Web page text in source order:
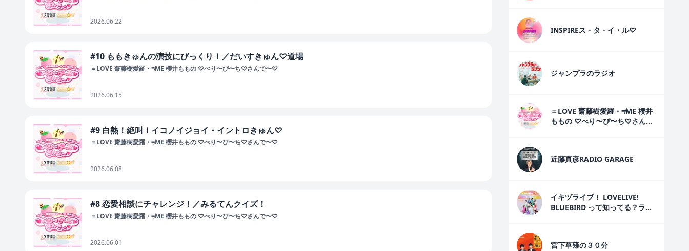
2026.06.22
#10 ももきゅんの演技にびっくり！／だいすきゅん♡道場
＝LOVE 齋藤樹愛羅・≠ME 櫻井ももの ♡べり〜ぴ〜ち♡さんで〜♡
2026.06.15
#9 白熱！絶叫！イコノイジョイ・イントロきゅん♡
＝LOVE 齋藤樹愛羅・≠ME 櫻井ももの ♡べり〜ぴ〜ち♡さんで〜♡
2026.06.08
#8 恋愛相談にチャレンジ！／みるてんクイズ！
＝LOVE 齋藤樹愛羅・≠ME 櫻井ももの ♡べり〜ぴ〜ち♡さんで〜♡
2026.06.01
INSPIREス・タ・イ・ル♡
ジャンプラのラジオ
＝LOVE 齋藤樹愛羅・≠ME 櫻井
ももの ♡べり〜ぴ〜ち♡さん
近藤真彦RADIO GARAGE
イキヅライブ！ LOVELIVE!
BLUEBIRD って知ってる？ラジ
宮下草薙の３０分